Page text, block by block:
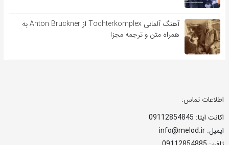
آهنگ آلمانی Tochterkomplex از Anton Bruckner به
همراه متن و ترجمه مجزا
اطلاعات تماس:
اکانت ایتا: 09112854845
ایمیل: info@melod.ir